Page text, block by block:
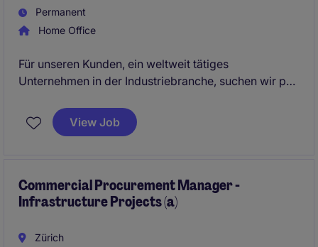
Permanent
Home Office
Für unseren Kunden, ein weltweit tätiges
Unternehmen in der Industriebranche, suchen wir per
Development Specialist (a) 100% für die Schweiz.
Mentalität. Die Firma bietet spannende Aufgaben in
einem modernen Umfeld sowie attraktive
View Job
Commercial Procurement Manager -
Infrastructure Projects (a)
Zürich